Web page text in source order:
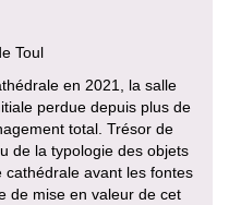
Toul
en 2021, la salle
perdue depuis plus de
total. Trésor de
de la typologie des objets
avant les fontes
de mise en valeur de cet